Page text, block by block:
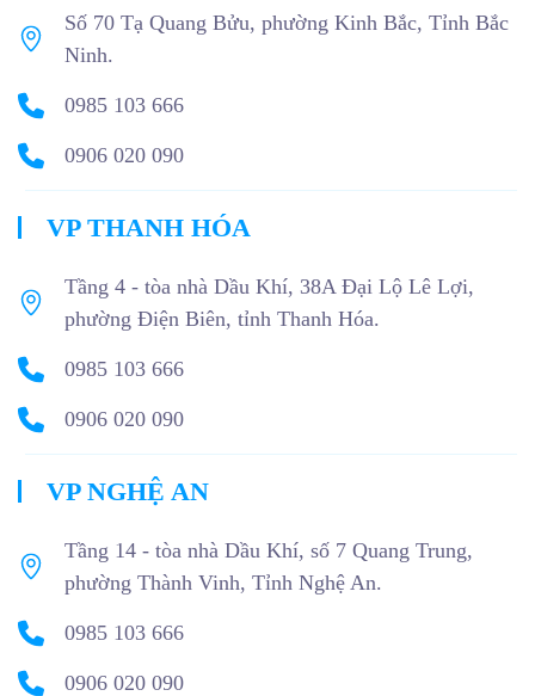
Số 70 Tạ Quang Bửu, phường Kinh Bắc, Tỉnh Bắc
Ninh.
0985 103 666
0906 020 090
VP THANH HÓA
Tầng 4 - tòa nhà Dầu Khí, 38A Đại Lộ Lê Lợi,
phường Điện Biên, tỉnh Thanh Hóa.
0985 103 666
0906 020 090
VP NGHỆ AN
Tầng 14 - tòa nhà Dầu Khí, số 7 Quang Trung,
phường Thành Vinh, Tỉnh Nghệ An.
0985 103 666
0906 020 090